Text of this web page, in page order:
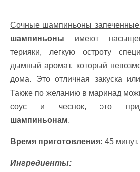
Сочные шампиньоны запеченные
шампиньоны имеют
терияки, легкую остроту
дымный аромат, который
дома. Это отличная закуска
Также по желанию в маринад
соус и чеснок, это
шампиньонам.
Время приготовления: 45 минут.
Ингредиенты: